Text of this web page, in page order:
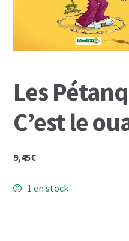
Mon Compte
Les
C’est le
9,45€
1 en stock